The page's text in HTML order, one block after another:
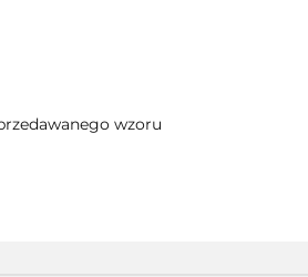
wzoru